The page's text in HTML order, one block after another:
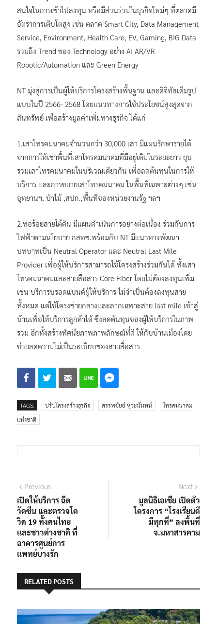
สนใจในการเข้าไปลงทุน หรือมีส่วนร่วมในธุรกิจใหม่ๆ ที่ตลาดมี
อัตราการเติบโตสูง เช่น ตลาด Smart City, Data Management
Service, Environment, Health Care, EV, Gaming, BIG Data
รวมถึง Trend ของ Technology อย่าง AI AR/VR
Robotic/Automation และ Green Energy
NT มุ่งสู่การเป็นผู้ให้บริการโครงสร้างพื้นฐาน และดิจิทัลเต็มรูป
แบบในปี 2566- 2568 โดยแนวทางการใช้ประโยชน์สูงสุดจาก
สินทรัพย์ เพื่อสร้างมูลค่าเพิ่มทางธุรกิจ ได้แก่
1.เสาโทรคมนาคมจำนวนกว่า 30,000 เสา มีแผนรักษารายได้
จากการให้เช่าพื้นที่เสาโทรคมนาคมที่มีอยู่เดิมในระยะยาว ยุบ
รวมเสาโทรคมนาคมในบริเวณเดียวกัน เพื่อลดต้นทุนในการให้
บริการ และการขยายเสาโทรคมนาคม ในพื้นที่เฉพาะต่างๆ เช่น
อุทยานฯ, ป่าไม้ ,สปก.,พื้นที่ของหน่วยงานรัฐ ฯลฯ
2.ท่อร้อยสายใต้ดิน มีแผนดำเนินการอย่างต่อเนื่อง ร่วมกับการ
ไฟฟ้าตามนโยบาย กสทช.พร้อมกับ NT มีแนวทางพัฒนา
บทบาทเป็น Neutral Operator และ Neutral Last Mile
Provider เพื่อผู้ให้บริการสามารถใช้โครงสร้างร่วมกันได้ ทั้งเสา
โทรคมนาคมและสายสื่อสาร Core Fiber โดยไม่ต้องลงทุนเพิ่ม
เช่น บริการบรอดแบนด์ผู้ให้บริการ ไม่จำเป็นต้องลงทุนสาย
ทั้งหมด แต่ใช้โครงข่ายกลางและลากเฉพาะสาย last mile เข้าสู่
บ้านเพื่อให้บริการลูกค้าได้ ซึ่งลดต้นทุนของผู้ให้บริการในภาพ
รวม อีกทั้งสร้างทัศนียภาพภาพลักษณ์ที่ดี ให้กับบ้านเมืองโดย
ช่วยลดความไม่เป็นระเบียบของสายสื่อสาร
TAGS: ปรับโครงสร้างธุรกิจ สรรพชัยย์ หุวะนันทน์
โทรคมนาคม
แห่งชาติ
แนะแนว
เรื่อง
PreviousPrevious
post:
เปิดให้บริการ ฉีด
วัคซีน และตรวจโค
วิด 19 ทั้งคนไทย
และชาวต่างชาติ ที่
อาคารศูนย์การ
แพทย์บางรัก
Next
มูลนิธิเอเชีย เปิดตัว
โครงการ “โรงเรียนดี
มีทุกที่” ลงพื้นที่
จ.มหาสารคาม
RELATED POSTS